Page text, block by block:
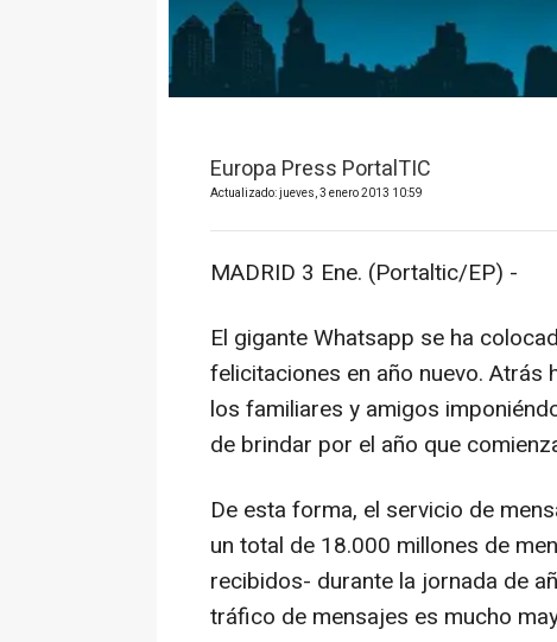
Europa Press PortalTIC
Actualizado: jueves, 3 enero 2013 10:59
MADRID 3 Ene. (Portaltic/EP) -
El gigante Whatsapp se ha
felicitaciones en año nuevo. Atrás
los familiares y amigos
de brindar por el año que
De esta forma, el servicio de
un total de 18.000 millones de
recibidos- durante la jornada de
tráfico de mensajes es mucho